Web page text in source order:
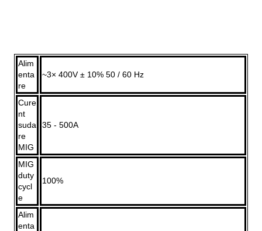
Alim
enta
re
~3× 400V ± 10% 50 / 60 Hz
Cure
nt
suda
re
MIG
35 - 500A
MIG
duty
cycl
e
100%
Alim
enta